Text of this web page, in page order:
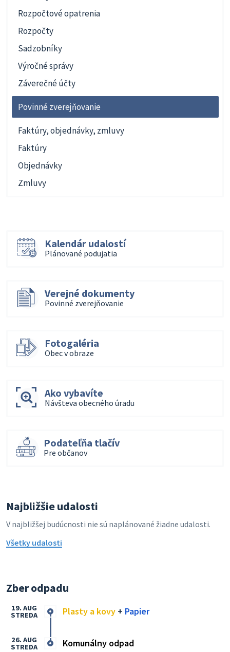
Rozpočtové opatrenia
Rozpočty
Sadzobníky
Výročné správy
Záverečné účty
Povinné zverejňovanie
Faktúry, objednávky, zmluvy
Faktúry
Objednávky
Zmluvy
Kalendár udalostí
Plánované podujatia
Verejné dokumenty
Povinné zverejňovanie
Fotogaléria
Obec v obraze
Ako vybavíte
Návšteva obecného úradu
Podateľňa tlačív
Pre občanov
Najbližšie udalosti
V najbližšej budúcnosti nie sú naplánované žiadne udalosti.
Všetky udalosti
Zber odpadu
Plasty a kovy + Papier
19. AUG
STREDA
Komunálny odpad
26. AUG
STREDA